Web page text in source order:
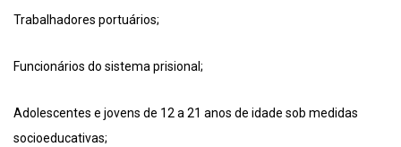
Trabalhadores portuários;
Funcionários do sistema prisional;
Adolescentes e jovens de 12 a 21 anos de idade sob medidas
socioeducativas;